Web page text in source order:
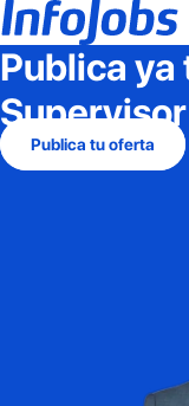
Publica ya
Publica tu oferta